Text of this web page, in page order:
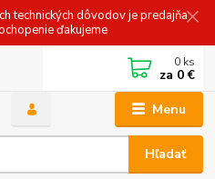
technických dôvodov je predajňa
ďakujeme
Menu
Hľadať
0 ks
za 0 €